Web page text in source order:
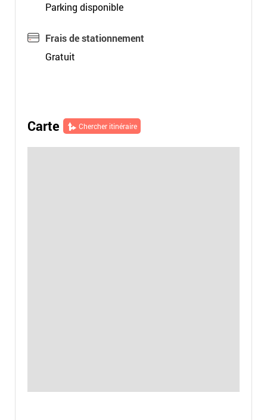
Parking disponible
Frais de stationnement
Gratuit
Carte Chercher itinéraire